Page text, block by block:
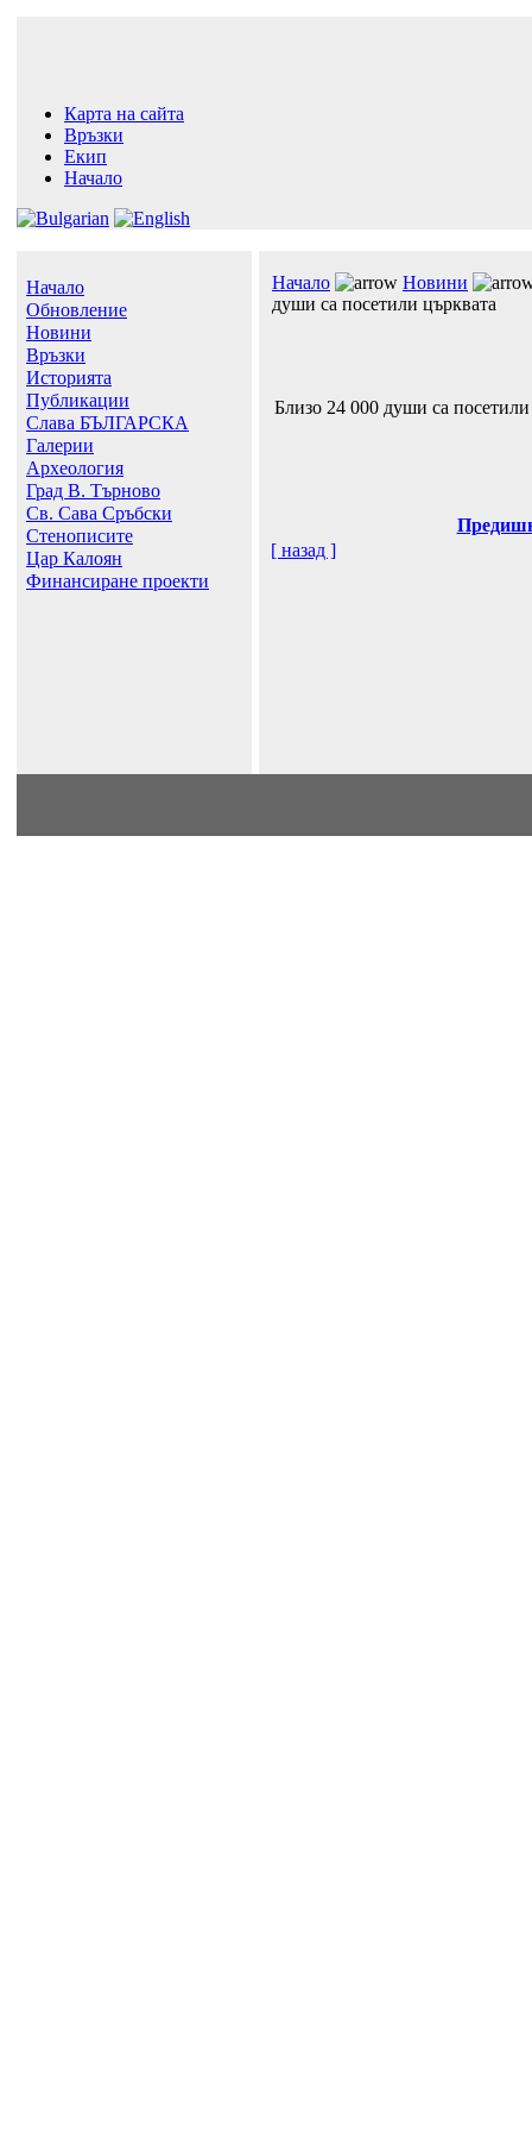
Карта на сайта
Връзки
Екип
Начало
Начало
Обновление
Новини
Връзки
Историята
Публикации
Слава БЪЛГАРСКА
Галерии
Археология
Град В. Търново
Св. Сава Сръбски
Стенописите
Цар Калоян
Финансиране проекти
Начало
Новини
души са посетили църквата
Близо 24 000 души са посетили
[ назад ]